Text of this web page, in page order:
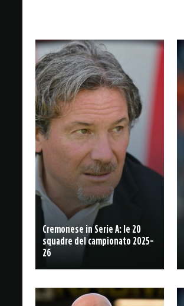
Cremonese in Serie A: le 20
squadre del campionato 2025-
26